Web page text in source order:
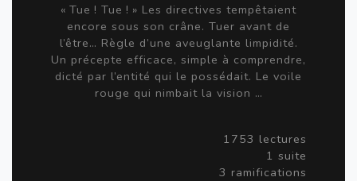
« Tue ! Tue ! » Les directives tempêtaient
encore sous son crâne. Tuer avant de
l’être… Règle d’une aveuglante limpidité.
Un précepte efficace, simple à comprendre,
dicté par l’entité qui le possédait. Le voile
rouge qui nimbait la vision …
1753 lectures
1 suite
3 ramifications